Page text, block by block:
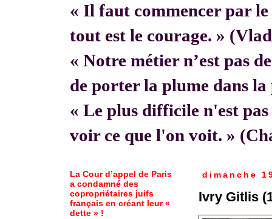
« Il faut commencer par le
tout est le courage. »
« Notre métier n’est pas
de porter la plume dans
« Le plus difficile n'est
voir ce que l'on voit. »
dimanche
Ivry Gitlis
La Cour d’appel de Paris
a condamné des
copropriétaires juifs
français en créant leur «
dette » !